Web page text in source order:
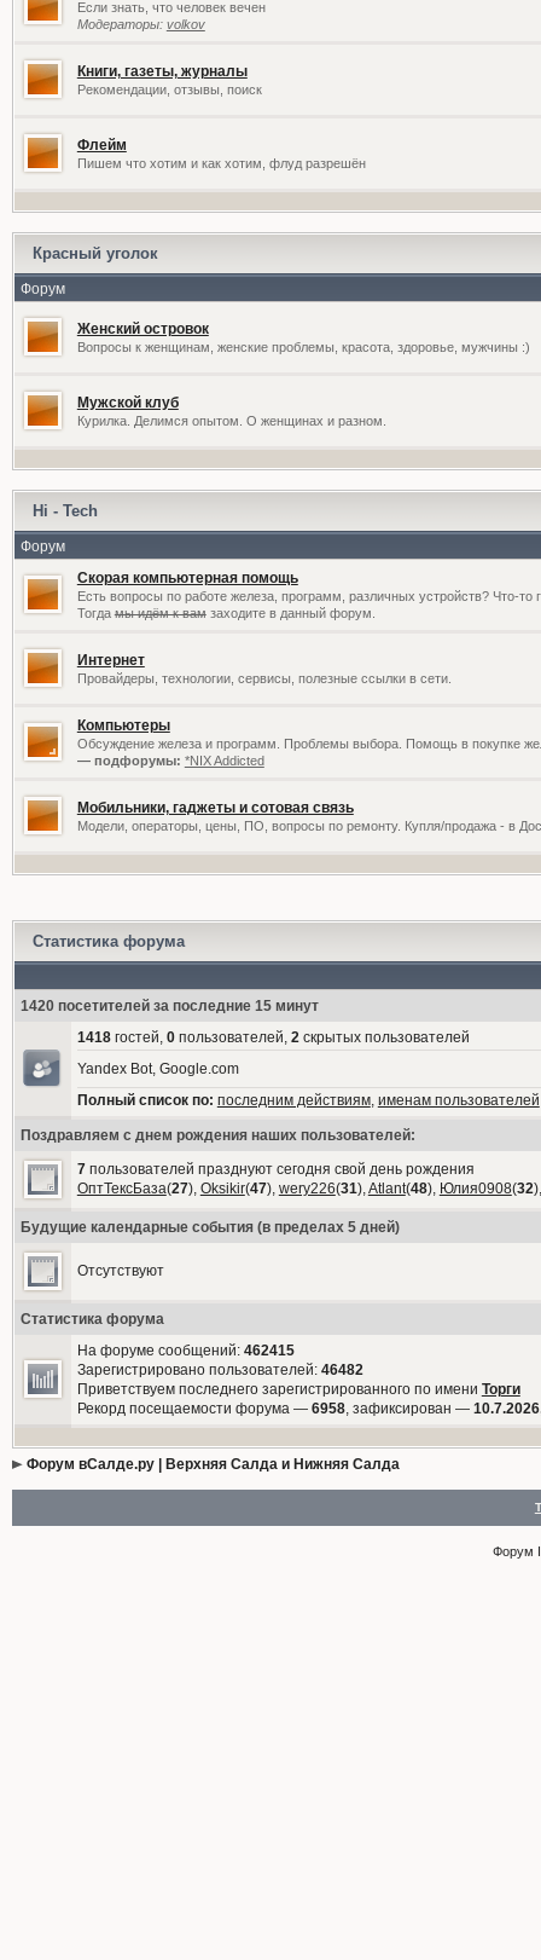
Если знать, что человек вечен
Модераторы: volkov
Книги, газеты, журналы
Рекомендации, отзывы, поиск
Флейм
Пишем что хотим и как хотим, флуд разрешён
Красный уголок
Форум
Женский островок
Вопросы к женщинам, женские проблемы, красота, здоровье, мужчины :)
Мужской клуб
Курилка. Делимся опытом. О женщинах и разном.
Hi - Tech
Форум
Скорая компьютерная помощь
Есть вопросы по работе железа, программ, различных устройств? Что-то
Тогдамы идём к вамзаходите в данный форум.
Интернет
Провайдеры, технологии, сервисы, полезные ссылки в сети.
Компьютеры
Обсуждение железа и программ. Проблемы выбора. Помощь в покупке
— подфорумы: *NIX Addicted
Мобильники, гаджеты и сотовая связь
Модели, операторы, цены, ПО, вопросы по ремонту. Купля/продажа - в
Статистика форума
1420 посетителей за последние 15 минут
1418гостей, 0пользователей, 2скрытых пользователей
Yandex Bot, Google.com
Полный список по: последним действиям, именам пользователей
Поздравляем с днем рождения наших пользователей:
7пользователей празднуют сегодня свой день рождения
ОптТексБаза(27), Oksikir(47), wery226(31),Atlant(48), Юлия0908(32
Будущие календарные события (в пределах 5 дней)
Отсутствуют
Статистика форума
На форуме сообщений: 462415
Зарегистрировано пользователей: 46482
Приветствуем последнего зарегистрированного по имени Торги
Рекорд посещаемости форума — 6958, зафиксирован —
Форум вСалде.ру | Верхняя Салда и Нижняя Салда
Форум